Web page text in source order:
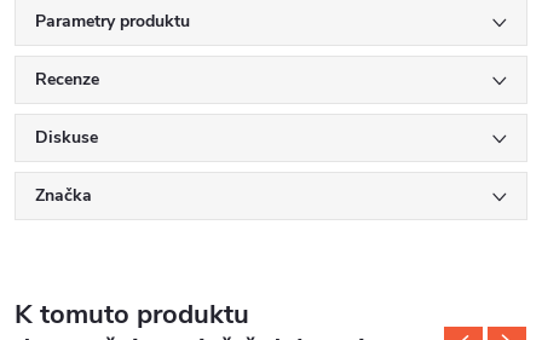
Parametry produktu
Recenze
Diskuse
Značka
K tomuto produktu